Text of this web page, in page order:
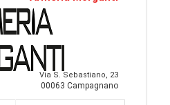
Via S. Sebastiano, 23
00063 Campagnano